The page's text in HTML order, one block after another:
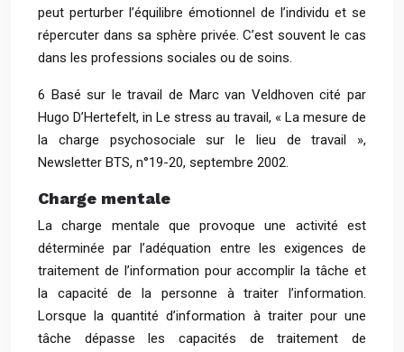
peut perturber l’équilibre émotionnel de l’individu et se
répercuter dans sa sphère privée. C’est souvent le cas
dans les professions sociales ou de soins.
6 Basé sur le travail de Marc van Veldhoven cité par
Hugo D’Hertefelt, in Le stress au travail, « La mesure de
la charge psychosociale sur le lieu de travail »,
Newsletter BTS, n°19-20, septembre 2002.
Charge mentale
La charge mentale que provoque une activité est
déterminée par l’adéquation entre les exigences de
traitement de l’information pour accomplir la tâche et
la capacité de la personne à traiter l’information.
Lorsque la quantité d’information à traiter pour une
tâche dépasse les capacités de traitement de